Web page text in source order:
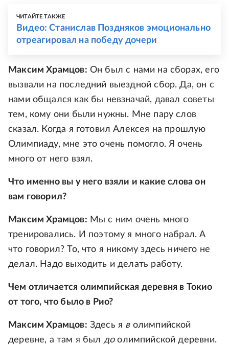
ЧИТАЙТЕ ТАКЖЕ
Видео: Станислав Поздняков эмоционально
отреагировал на победу дочери
Максим Храмцов: Он был с нами на сборах, его
вызвали на последний выездной сбор. Да, он с
нами общался как бы невзначай, давал советы
тем, кому они были нужны. Мне пару слов
сказал. Когда я готовил Алексея на прошлую
Олимпиаду, мне это очень помогло. Я очень
много от него взял.
Что именно вы у него взяли и какие слова он
вам говорил?
Максим Храмцов: Мы с ним очень много
тренировались. И поэтому я много набрал. А
что говорил? То, что я никому здесь ничего не
делал. Надо выходить и делать работу.
Чем отличается олимпийская деревня в Токио
от того, что было в Рио?
Максим Храмцов: Здесь я волимпийской
деревне, а там я был доолимпийской деревни.